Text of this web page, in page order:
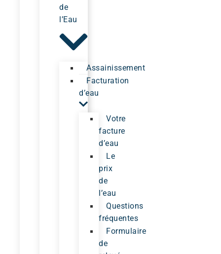
de
l’Eau
Assainissement
Facturation
d’eau
Votre
facture
d’eau
Le
prix
de
l’eau
Questions
fréquentes
Formulaire
de